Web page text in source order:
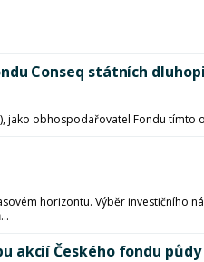
Conseq státních
jako obhospodařovatel Fondu
horizontu. Výběr investičního
akcií Českého fondu půdy